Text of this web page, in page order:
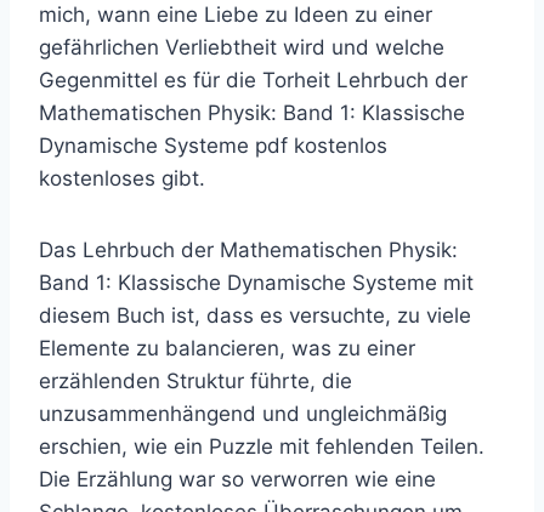
mich, wann eine Liebe zu Ideen zu einer
gefährlichen Verliebtheit wird und welche
Gegenmittel es für die Torheit Lehrbuch der
Mathematischen Physik: Band 1: Klassische
Dynamische Systeme pdf kostenlos
kostenloses gibt.
Das Lehrbuch der Mathematischen Physik:
Band 1: Klassische Dynamische Systeme mit
diesem Buch ist, dass es versuchte, zu viele
Elemente zu balancieren, was zu einer
erzählenden Struktur führte, die
unzusammenhängend und ungleichmäßig
erschien, wie ein Puzzle mit fehlenden Teilen.
Die Erzählung war so verworren wie eine